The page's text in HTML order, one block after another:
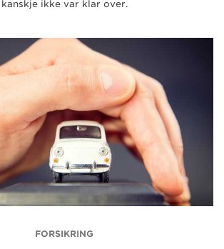
kanskje ikke var klar over.
FORSIKRING